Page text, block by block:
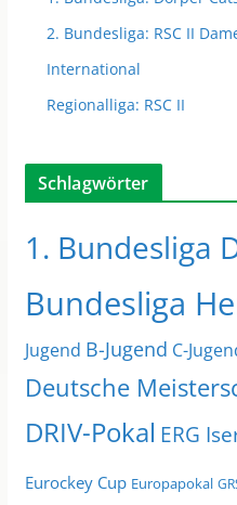
2. Bundesliga: RSC II
International
Regionalliga: RSC II
Schlagwörter
1. Bundesliga
Bundesliga
Jugend B-Jugend C-
Deutsche
DRIV-Pokal ERG
Eurockey Cup Europapokal